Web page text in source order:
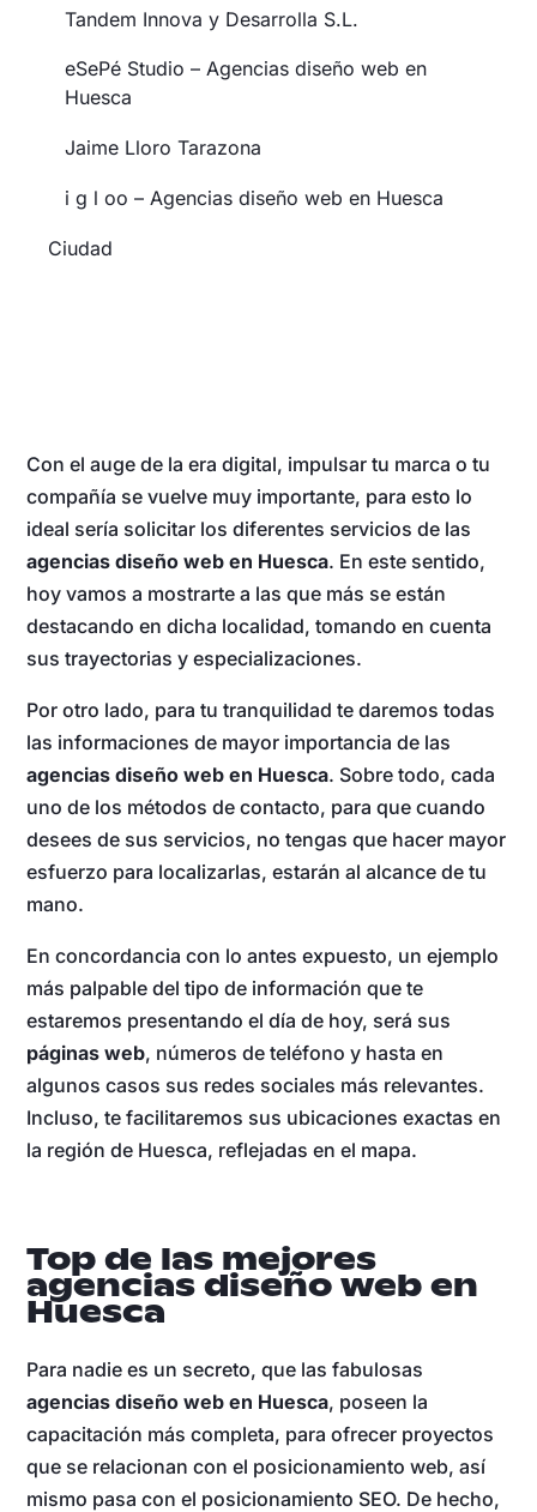
Tandem Innova y Desarrolla S.L.
eSePé Studio – Agencias diseño web en
Huesca
Jaime Lloro Tarazona
i g l oo – Agencias diseño web en Huesca
Ciudad
Con el auge de la era digital, impulsar tu marca o tu
compañía se vuelve muy importante, para esto lo
ideal sería solicitar los diferentes servicios de las
agencias diseño web en Huesca. En este sentido,
hoy vamos a mostrarte a las que más se están
destacando en dicha localidad, tomando en cuenta
sus trayectorias y especializaciones.
Por otro lado, para tu tranquilidad te daremos todas
las informaciones de mayor importancia de las
agencias diseño web en Huesca. Sobre todo, cada
uno de los métodos de contacto, para que cuando
desees de sus servicios, no tengas que hacer mayor
esfuerzo para localizarlas, estarán al alcance de tu
mano.
En concordancia con lo antes expuesto, un ejemplo
más palpable del tipo de información que te
estaremos presentando el día de hoy, será sus
páginas web, números de teléfono y hasta en
algunos casos sus redes sociales más relevantes.
Incluso, te facilitaremos sus ubicaciones exactas en
la región de Huesca, reflejadas en el mapa.
Top de las mejores
agencias diseño web en
Huesca
Para nadie es un secreto, que las fabulosas
agencias diseño web en Huesca, poseen la
capacitación más completa, para ofrecer proyectos
que se relacionan con el posicionamiento web, así
mismo pasa con el posicionamiento SEO. De hecho,